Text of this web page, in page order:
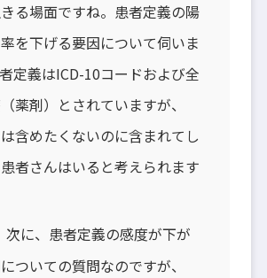
る場面ですね。患者定義の陽
を下げる要因について伺いま
定義はICD-10コードおよび全
薬剤）とされていますが、
は含めたくないのに含まれてし
者さんはいると考えられます
次に、患者定義の感度が下が
ついての質問なのですが、